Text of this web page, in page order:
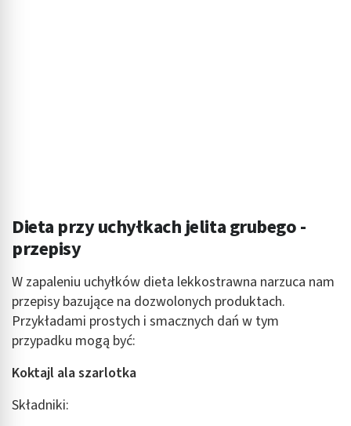
Dieta przy uchyłkach jelita grubego -
przepisy
W zapaleniu uchyłków dieta lekkostrawna narzuca nam
przepisy bazujące na dozwolonych produktach.
Przykładami prostych i smacznych dań w tym
przypadku mogą być:
Koktajl ala szarlotka
Składniki: